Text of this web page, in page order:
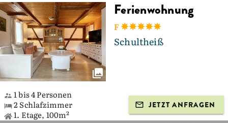
Ferienwohnung
F
Schultheiß
1 bis 4 Personen
2 Schlafzimmer
1. Etage, 100m²
JETZT ANFRAGEN